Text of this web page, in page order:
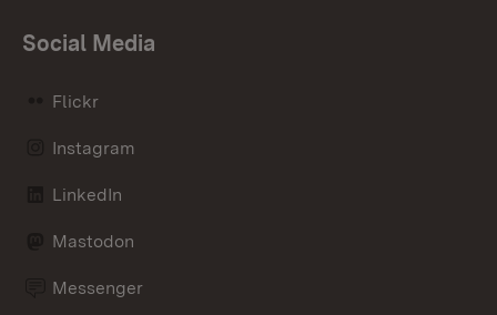
Social Media
Flickr
Instagram
LinkedIn
Mastodon
Messenger